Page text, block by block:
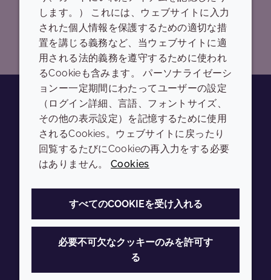
詳しく見る
YoutubeInstagramLinkedInTiktok
会社
Sustainability Report
Croda.com
LEGAL
プライバシーポリシー
アクセシビリティ
クッキーポリシー
します。） これには、ウェブサイトに入力
された個人情報を保護するための適切な措
置を講じる義務など、当ウェブサイトに適
用される法的義務を遵守するために使われ
るCookieも含みます。 パーソナライゼーシ
ョンー一定期間にわたってユーザーの設定
（ログイン詳細、言語、フォントサイズ、
その他の表示設定）を記憶するために使用
されるCookies。ウェブサイトに戻ったり
回覧するたびにCookieの再入力をする必要
はありません。Cookies
すべてのCOOKIEを受け入れる
必要不可欠なクッキーのみを許可す
る